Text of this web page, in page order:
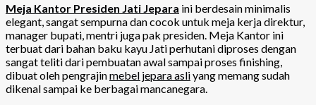
Meja Kantor Presiden Jati Jepara ini berdesain minimalis
elegant, sangat sempurna dan cocok untuk meja kerja direktur,
manager bupati, mentri juga pak presiden. Meja Kantor ini
terbuat dari bahan baku kayu Jati perhutani diproses dengan
sangat teliti dari pembuatan awal sampai proses finishing,
dibuat oleh pengrajinmebel jepara asliyang memang sudah
dikenal sampai ke berbagai mancanegara.